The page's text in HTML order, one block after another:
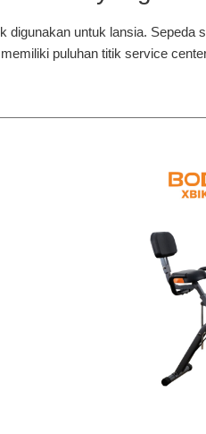
digunakan untuk lansia.
puluhan titik service